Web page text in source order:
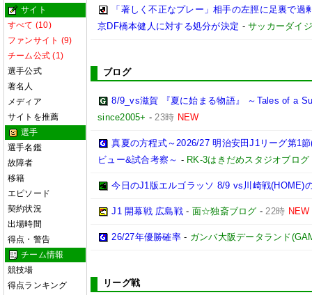
サイト
すべて (10)
ファンサイト (9)
チーム公式 (1)
選手公式
著名人
メディア
サイトを推薦
選手
選手名鑑
故障者
移籍
エピソード
契約状況
出場時間
得点・警告
チーム情報
競技場
得点ランキング
「著しく不正なプレー」相手の左脛に足裏で
京DF橋本健人に対する処分が決定 -サッカーダイ
ブログ
8/9_vs滋賀 『夏に始まる物語』 ～Tales of a
since2005+ -23時 NEW
真夏の方程式～2026/27 明治安田J1リーグ第1
ビュー&試合考察～ - RK-3はきだめスタジオブログ
今日のJ1版エルゴラッソ 8/9 vs川崎戦(HOME)
J1 開幕戦 広島戦- 面☆独斎ブログ -22時 NEW
26/27年優勝確率- ガンバ大阪データランド
リーグ戦